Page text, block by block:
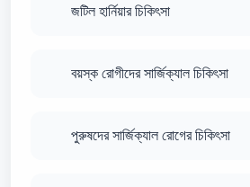
জটিল হার্নিয়ার চিকিৎসা
বয়স্ক রোগীদের সার্জিক্যাল চিকিৎসা
পুরুষদের সার্জিক্যাল রোগের চিকিৎসা